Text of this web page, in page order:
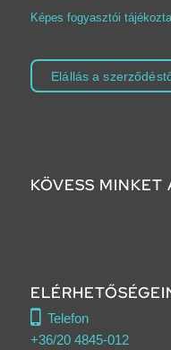
Képes fogyasztói
Elállás a
KÖVESS MINKET
Telefon
+36/20 4845-012